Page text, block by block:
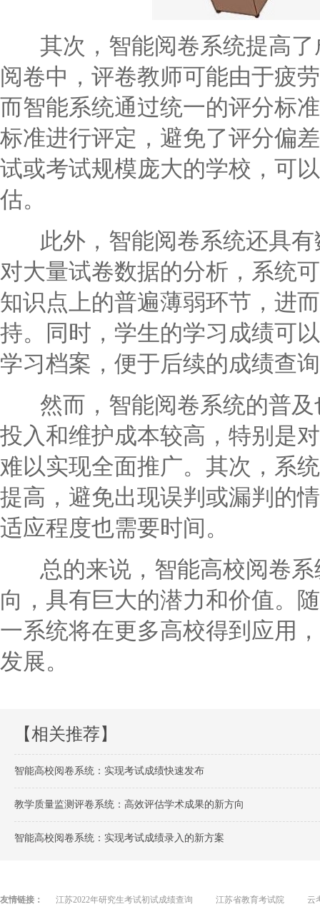
其次，智能阅卷系统提高了
阅卷中，评卷教师可能由于疲
而智能系统通过统一的评分标
标准进行评定，避免了评分偏
试或考试规模庞大的学校，可
估。
此外，智能阅卷系统还具有
对大量试卷数据的分析，系统
知识点上的普遍薄弱环节，进
持。同时，学生的学习成绩可
学习档案，便于后续的成绩查
然而，智能阅卷系统的普及
投入和维护成本较高，特别是
难以实现全面推广。其次，系
提高，避免出现误判或漏判的
适应程度也需要时间。
总的来说，智能高校阅卷系
向，具有巨大的潜力和价值。
一系统将在更多高校得到应用
发展。
【相关推荐】
智能高校阅卷系统：实现考试成绩快速发布
教学质量监测评卷系统：高效评估学术成果的新方向
智能高校阅卷系统：实现考试成绩录入的新方案
友情链接： 江苏2022年研究生考试初试成绩查询 江苏省教育考试院 云